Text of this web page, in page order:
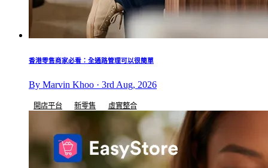
香港零售商家必看：全通路管理可以很簡單
By Marvin Khoo · 3rd Aug, 2026
開店平台 新零售 虛實整合